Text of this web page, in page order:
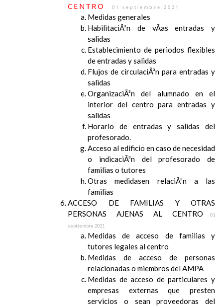
CENTRO 01 septiembre 2021
Medidas generales
HabilitaciÃ³n de vÃ­as entradas y
salidas
Establecimiento de periodos flexibles
de entradas y salidas
Flujos de circulaciÃ³n para entradas y
salidas
OrganizaciÃ³n del alumnado en el
interior del centro para entradas y
salidas
Horario de entradas y salidas del
profesorado.
Acceso al edificio en caso de necesidad
o indicaciÃ³n del profesorado de
familias o tutores
Otras medidasen relaciÃ³n a las
familias
ACCESO DE FAMILIAS Y OTRAS
PERSONAS AJENAS AL CENTRO
01
septiembre 2021
Medidas de acceso de familias y
tutores legales al centro
Medidas de acceso de personas
relacionadas o miembros del AMPA
Medidas de acceso de particulares y
empresas externas que presten
servicios o sean proveedoras del